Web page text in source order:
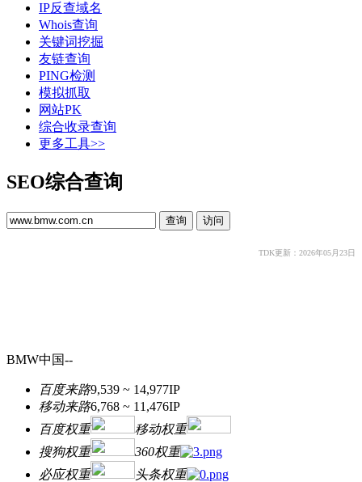
IP反查域名
Whois查询
关键词挖掘
友链查询
PING检测
模拟抓取
网站PK
综合收录查询
更多工具>>
SEO综合查询
TDK更新：2026年05月23日
BMW中国--
百度来路9,539 ~ 14,977IP
移动来路6,768 ~ 11,476IP
百度权重
移动权重
搜狗权重
360权重
必应权重
头条权重